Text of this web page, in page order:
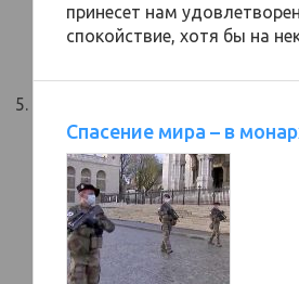
принесет нам
спокойствие, хотя бы на
Спасение мира – в